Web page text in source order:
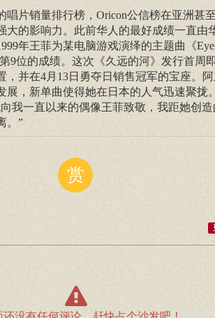
唱片销量排行榜，Oricon公信榜在亚洲甚
大的影响力。此前华人的最好成绩一直由
年王菲为某电脑游戏演绎的主题曲《
9位的成绩。这次《久远的河》发行首周
，并在4月13日勇夺日销售冠军的宝座。
展，新单曲使得她在日本的人气迅速聚拢
我一直以来的偶像王菲致敬，我距她创造
。”
赏